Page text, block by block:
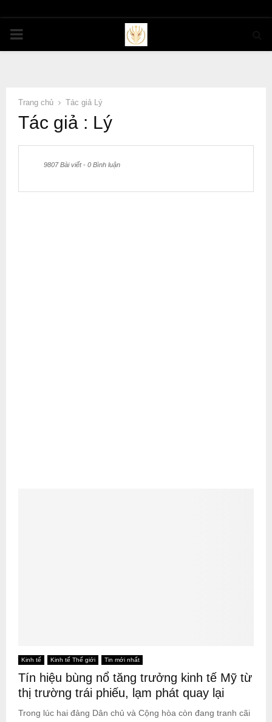
PRIMARY
Trang chủ Tác giả Lý
Tác giả : Lý
9807 Bài viết- 0 Bình luận
Kinh tế Kinh tế Thế giới Tin mới nhất
Tín hiệu bùng nổ tăng trưởng kinh tế Mỹ từ
thị trường trái phiếu, lạm phát quay lại
Trong lúc hai đảng Dân chủ và Cộng hòa còn đang tranh cãi